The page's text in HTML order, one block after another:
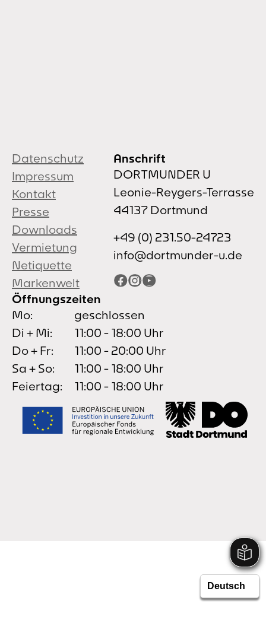
Datenschutz
Impressum
Kontakt
Presse
Downloads
Vermietung
Netiquette
Markenwelt
Anschrift
DORTMUNDER U
Leonie-Reygers-Terrasse
44137 Dortmund
+49 (0) 231.50-24723
info@dortmunder-u.de
Facebook
Instagram
YouTube
Öffnungszeiten
Mo:
geschlossen
Di + Mi:
11:00 - 18:00 Uhr
Do + Fr:
11:00 - 20:00 Uhr
Sa + So:
11:00 - 18:00 Uhr
Feiertag:
11:00 - 18:00 Uhr